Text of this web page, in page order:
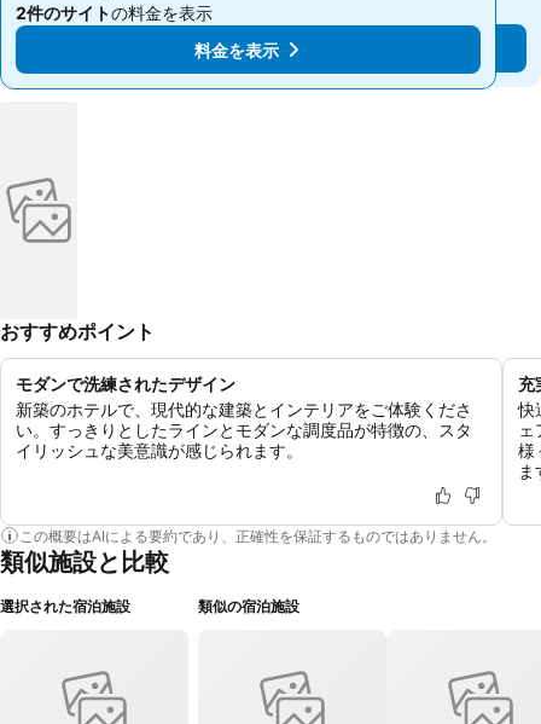
2件のサイトの料金を表示
料金を表示
2件のサイトの料金を表示
料金を表示
おすすめポイント
モダンで洗練されたデザイン
新築のホテルで、現代的な建築とインテリアをご体験くださ
い。すっきりとしたラインとモダンな調度品が特徴の、スタ
イリッシュな美意識が感じられます。
充
快
様
ま
この概要はAIによる要約であり、正確性を保証するものではありません。
類似施設と比較
選択された宿泊施設 類似の宿泊施設